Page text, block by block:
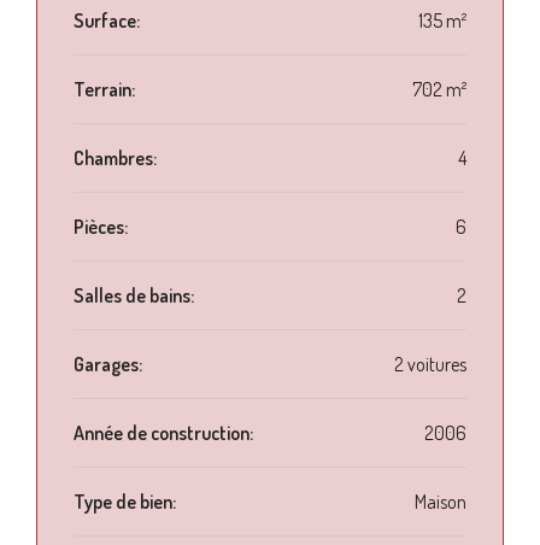
Surface: 135 m²
Terrain: 702 m²
Chambres: 4
Pièces: 6
Salles de bains: 2
Garages: 2 voitures
Année de construction: 2006
Type de bien: Maison